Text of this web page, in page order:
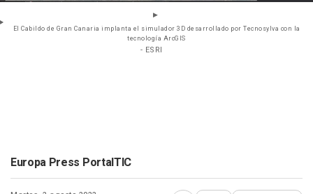
El Cabildo de Gran Canaria implanta el simulador 3D desarrollado por Tecnosylva con la
tecnología ArcGIS
- ESRI
Europa Press PortalTIC